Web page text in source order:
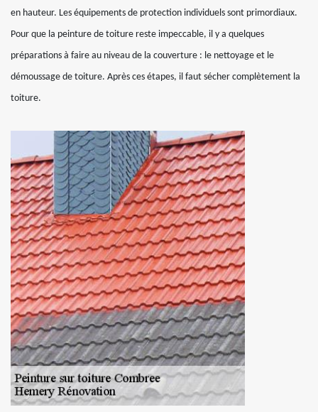
en hauteur. Les équipements de protection individuels sont primordiaux.
Pour que la peinture de toiture reste impeccable, il y a quelques
préparations à faire au niveau de la couverture : le nettoyage et le
démoussage de toiture. Après ces étapes, il faut sécher complètement la
toiture.